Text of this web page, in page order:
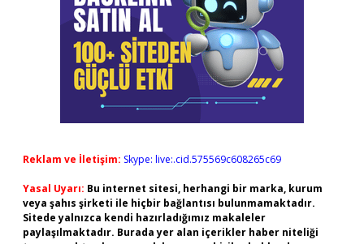
Reklam ve İletişim: Skype: live:.cid.575569c608265c69
Yasal Uyarı: Bu internet sitesi, herhangi bir marka, kurum
veya şahıs şirketi ile hiçbir bağlantısı bulunmamaktadır.
Sitede yalnızca kendi hazırladığımız makaleler
paylaşılmaktadır. Burada yer alan içerikler haber niteliği